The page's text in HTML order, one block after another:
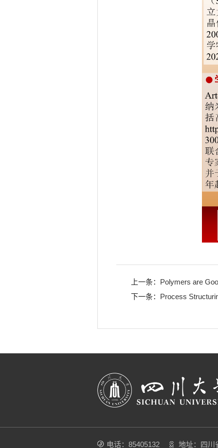
上一条： Polymers are
下一条： Process
电话：85405132 地址：四川